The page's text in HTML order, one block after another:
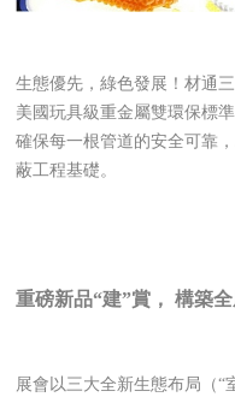
生態優先，綠色發展！材通
美國玩具級重金屬雙環保標
確保每一根管道的安全可靠
蔽工程基礎。
重磅新品“建”賞， 構築
展會以三大全新生態布局（“